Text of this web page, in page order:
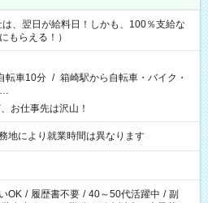
、翌日が給料日！しかも、100％支給な
もらえる！）
転車10分 / 箱崎駅から自転車・バイク・
…
お仕事先は沢山！
地により就業時間は異なります
OK / 履歴書不要 / 40～50代活躍中 / 副